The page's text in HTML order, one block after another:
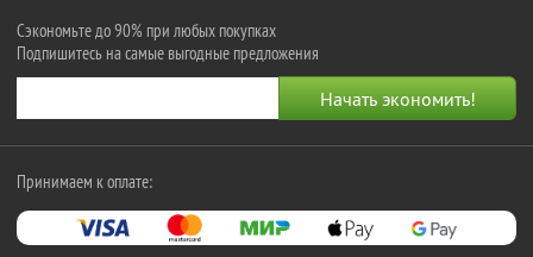
Сэкономьте до 90% при любых покупках
Подпишитесь на самые выгодные предложения
Принимаем к оплате: